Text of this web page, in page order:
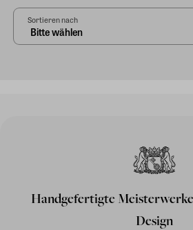
Sortieren nach
Handgefertigte
Design